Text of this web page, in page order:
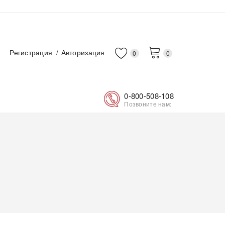
Регистрация Авторизация 0
0
0-800-508-108
Позвоните нам: